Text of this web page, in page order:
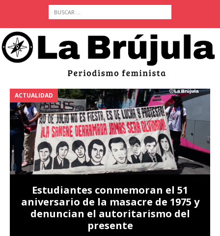
ACTUALIDAD
Estudiantes conmemoran el 51
aniversario de la masacre de 1975 y
denuncian el autoritarismo del
presente